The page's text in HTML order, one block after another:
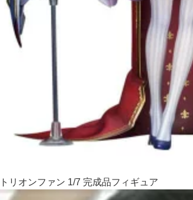
リオンファン 1/7 完成品フィギュア